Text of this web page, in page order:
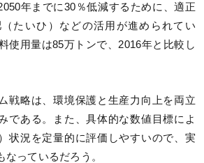
年までに30％低減するために、適正
たいひ）などの活用が進められてい
使用量は85万トンで、2016年と比較し
戦略は、環境保護と生産力向上を両立
である。また、具体的な数値目標によ
状況を定量的に評価しやすいので、実
っているだろう。